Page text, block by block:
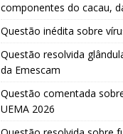
componentes do cacau,
Questão inédita sobre
Questão resolvida
da Emescam
Questão comentada
UEMA 2026